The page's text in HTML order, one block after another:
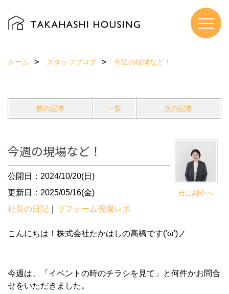
ホーム スタッフブログ 今週の現場など！
前の記事 一覧 次の記事
自己紹介へ
今週の現場など！
公開日：2024/10/20(日)
更新日：2025/05/16(金)
社長の日記
リフォーム現場レポ
こんにちは！株式会社たかはしの高橋です('ω')ノ
今週は、「イベントの時のチラシを見て」と何件かお問合
せをいただきました。